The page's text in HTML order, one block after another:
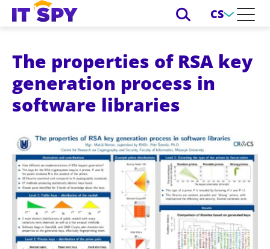
CS
The properties of RSA key
generation process in
software libraries